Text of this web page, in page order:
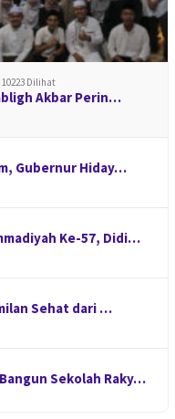
10223 Dilihat
Akbar Perin…
Gubernur Hiday…
Ke-57, Didi…
Sehat dari …
Sekolah Raky…